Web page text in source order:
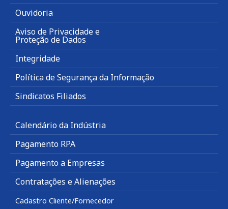
Ouvidoria
Aviso de Privacidade e
Proteção de Dados
Integridade
Política de Segurança da Informação
Sindicatos Filiados
Calendário da Indústria
Pagamento RPA
Pagamento a Empresas
Contratações e Alienações
Cadastro Cliente/Fornecedor